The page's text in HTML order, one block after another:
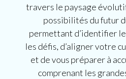
travers le paysage
possibilités du futur
permettant d’identifier
les défis, d’aligner votre
et de vous préparer à
comprenant les